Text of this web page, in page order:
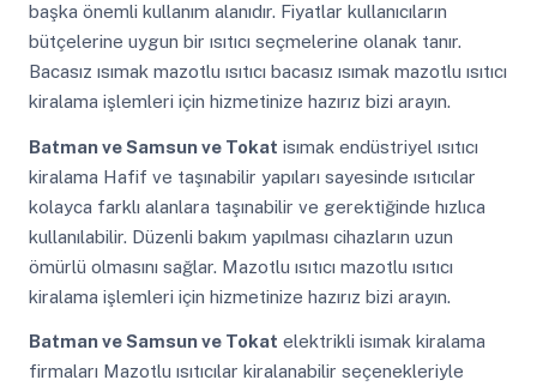
başka önemli kullanım alanıdır. Fiyatlar kullanıcıların
bütçelerine uygun bir ısıtıcı seçmelerine olanak tanır.
Bacasız ısımak mazotlu ısıtıcı bacasız ısımak mazotlu ısıtıcı
kiralama işlemleri için hizmetinize hazırız bizi arayın.
Batman ve Samsun ve Tokat isımak endüstriyel ısıtıcı
kiralama Hafif ve taşınabilir yapıları sayesinde ısıtıcılar
kolayca farklı alanlara taşınabilir ve gerektiğinde hızlıca
kullanılabilir. Düzenli bakım yapılması cihazların uzun
ömürlü olmasını sağlar. Mazotlu ısıtıcı mazotlu ısıtıcı
kiralama işlemleri için hizmetinize hazırız bizi arayın.
Batman ve Samsun ve Tokat elektrikli isımak kiralama
firmaları Mazotlu ısıtıcılar kiralanabilir seçenekleriyle